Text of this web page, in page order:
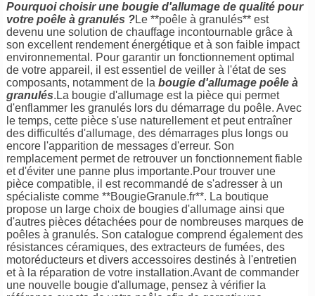
Pourquoi choisir une bougie d'allumage de qualité pour
votre poêle à granulés ?Le **poêle à granulés** est
devenu une solution de chauffage incontournable grâce à
son excellent rendement énergétique et à son faible impact
environnemental. Pour garantir un fonctionnement optimal
de votre appareil, il est essentiel de veiller à l'état de ses
composants, notamment de labougie d'allumage poêle à
granulés.La bougie d'allumage est la pièce qui permet
d'enflammer les granulés lors du démarrage du poêle. Avec
le temps, cette pièce s'use naturellement et peut entraîner
des difficultés d'allumage, des démarrages plus longs ou
encore l'apparition de messages d'erreur. Son
remplacement permet de retrouver un fonctionnement fiable
et d'éviter une panne plus importante.Pour trouver une
pièce compatible, il est recommandé de s'adresser à un
spécialiste comme **BougieGranule.fr**. La boutique
propose un large choix de bougies d'allumage ainsi que
d'autres pièces détachées pour de nombreuses marques de
poêles à granulés. Son catalogue comprend également des
résistances céramiques, des extracteurs de fumées, des
motoréducteurs et divers accessoires destinés à l'entretien
et à la réparation de votre installation.Avant de commander
une nouvelle bougie d'allumage, pensez à vérifier la